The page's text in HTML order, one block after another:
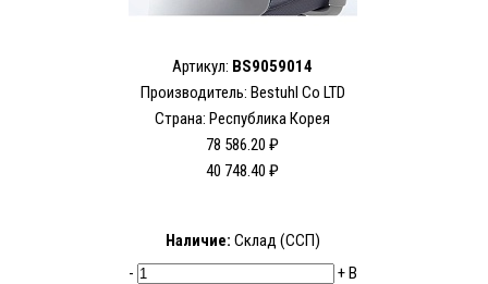
Артикул: BS9059014
Производитель: Bestuhl Co LTD
Страна: Республика Корея
78 586.20 ₽
40 748.40 ₽
Наличие: Склад (ССП)
-
+В